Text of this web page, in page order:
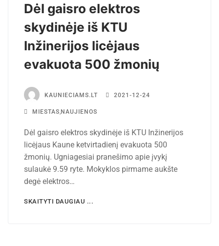
Dėl gaisro elektros
skydinėje iš KTU
Inžinerijos licėjaus
evakuota 500 žmonių
KAUNIECIAMS.LT 2021-12-24
MIESTAS,NAUJIENOS
Dėl gaisro elektros skydinėje iš KTU Inžinerijos
licėjaus Kaune ketvirtadienį evakuota 500
žmonių. Ugniagesiai pranešimo apie įvykį
sulaukė 9.59 ryte. Mokyklos pirmame aukšte
degė elektros…
SKAITYTI DAUGIAU ...